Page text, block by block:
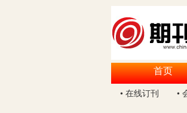
首页
• 在线订刊 •